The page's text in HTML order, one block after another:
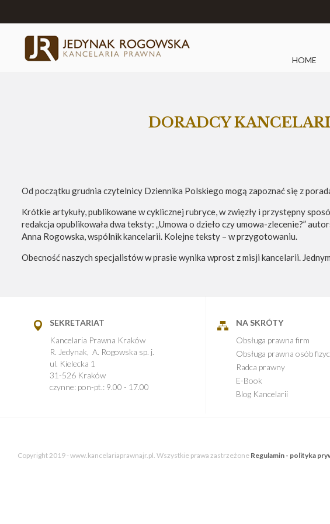
HOME
DORADCY
Od początku grudnia czytelnicy Dziennika Polskiego mogą zapoznać się z
Krótkie artykuły, publikowane w cyklicznej rubryce, w zwięzły i przystępny
redakcja opublikowała dwa teksty: „Umowa o dzieło czy umowa-zlecenie?”
Anna Rogowska, wspólnik kancelarii. Kolejne teksty – w przygotowaniu.
Obecność naszych specjalistów w prasie wynika wprost z misji kancelarii.
SEKRETARIAT
Kancelaria Prawna Kraków
R. Jedynak, A. Rogowska sp. j.
ul. Kielecka 1
31-526 Kraków
czynne: pon-pt.: 9.00 - 17.00
NA SKRÓTY
Obsługa prawna firm
Obsługa prawna osób
Radca prawny
E-Book
Blog Kancelarii
Copyright 2019 - www.kancelariaprawnajr.pl. Wszystkie prawa zastrzeżone Regulamin - polityka